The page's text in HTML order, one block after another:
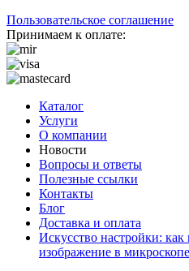
Пользовательское соглашение
Принимаем к оплате:
Каталог
Услуги
О компании
Новости
Вопросы и ответы
Полезные ссылки
Контакты
Блог
Доставка и оплата
Искусство настройки: как
изображение в микроскопе